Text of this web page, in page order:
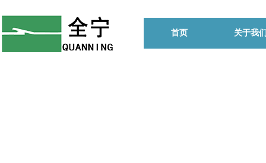
首页 关于我